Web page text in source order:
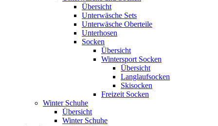
Übersicht
Unterwäsche Sets
Unterwäsche Oberteile
Unterhosen
Socken
Übersicht
Wintersport Socken
Übersicht
Langlaufsocken
Skisocken
Freizeit Socken
Winter Schuhe
Übersicht
Winter Schuhe